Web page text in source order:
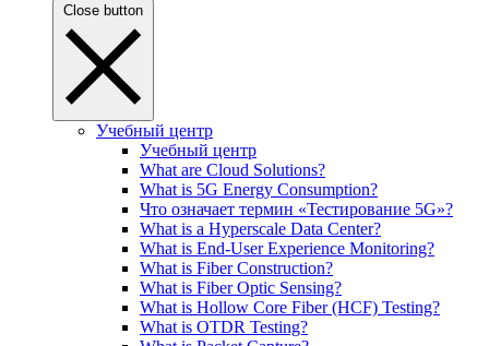
Close button
Учебный центр
Учебный центр
What are Cloud Solutions?
What is 5G Energy Consumption?
Что означает термин «Тестирование 5G»?
What is a Hyperscale Data Center?
What is End-User Experience Monitoring?
What is Fiber Construction?
What is Fiber Optic Sensing?
What is Hollow Core Fiber (HCF) Testing?
What is OTDR Testing?